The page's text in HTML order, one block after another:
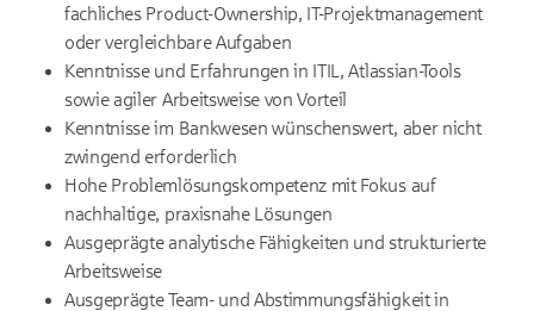
fachliches Product-Owner­ship, IT-Projektmanagement
oder vergleichbare Aufgaben
Kenntnisse und Erfahrungen in ITIL, Atlassian-Tools
sowie agiler Arbeitsweise von Vorteil
Kenntnisse im Bankwesen wünschenswert, aber nicht
zwingend erforderlich
Hohe Problemlösungskompetenz mit Fokus auf
nachhaltige, praxisnahe Lösungen
Ausgeprägte analytische Fähigkeiten und strukturierte
Arbeitsweise
Ausgeprägte Team- und Abstimmungsfähigkeit in